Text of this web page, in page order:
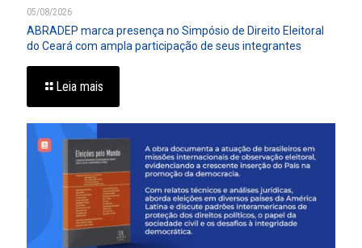
05/08/2026
ABRADEP marca presença no Simpósio de Direito Eleitoral
do Ceará com ampla participação de seus integrantes
Leia mais